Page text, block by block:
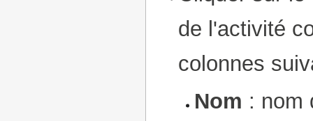
de l'activité
colonnes
Nom : nom